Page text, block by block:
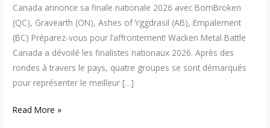
Canada annonce sa finale nationale 2026 avec BornBroken
(QC), Gravearth (ON), Ashes of Yggdrasil (AB), Empalement
(BC) Préparez-vous pour l’affrontement! Wacken Metal Battle
Canada a dévoilé les finalistes nationaux 2026. Après des
rondes à travers le pays, quatre groupes se sont démarqués
pour représenter le meilleur […]
Read More »